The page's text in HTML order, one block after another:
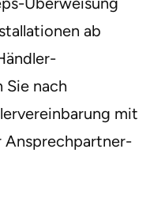
ab
Sie nach
mit
Ansprechpartner-